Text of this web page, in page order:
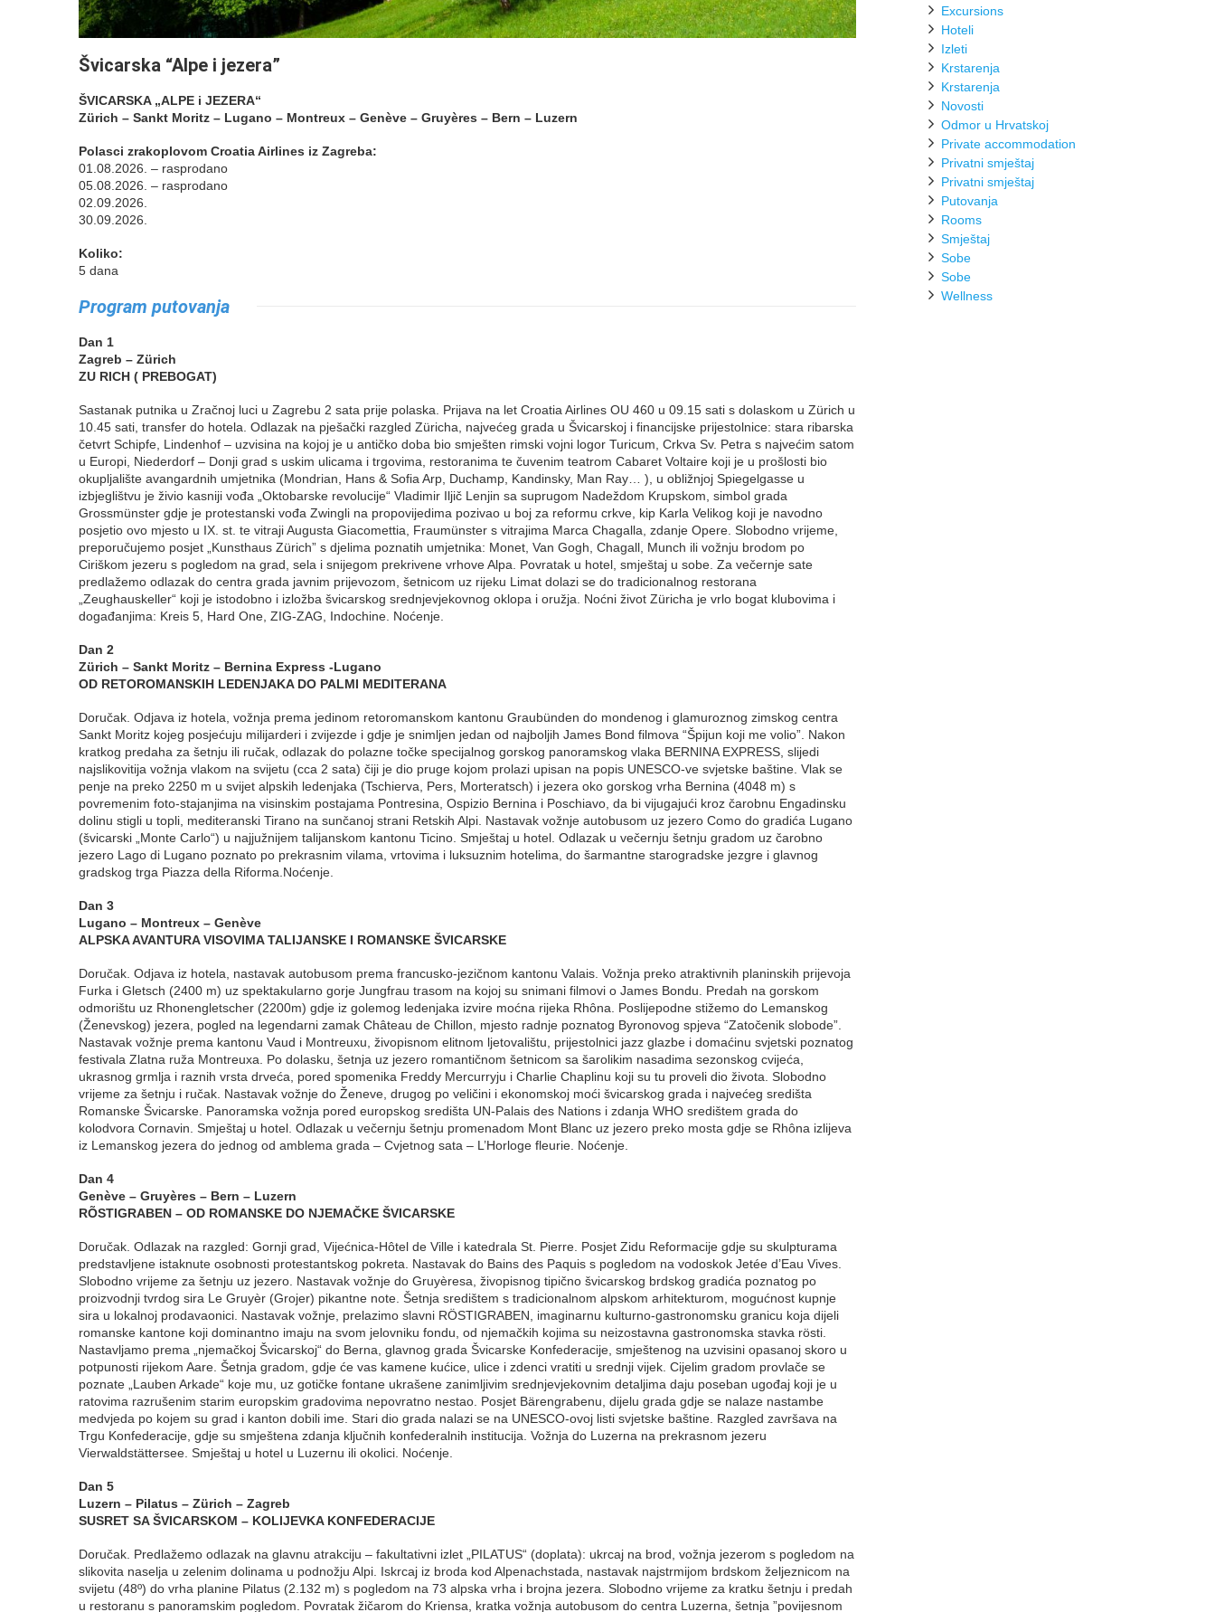
Švicarska “Alpe i jezera”
ŠVICARSKA „ALPE i JEZERA“
Zürich – Sankt Moritz – Lugano – Montreux – Genève – Gruyères – Bern – Luzern
Polasci zrakoplovom Croatia Airlines iz Zagreba:
01.08.2026. – rasprodano
05.08.2026. – rasprodano
02.09.2026.
30.09.2026.
Koliko:
5 dana
Program putovanja
Dan 1
Zagreb – Zürich
ZU RICH ( PREBOGAT)
Sastanak putnika u Zračnoj luci u Zagrebu 2 sata prije polaska. Prijava na let Croatia Airlines OU 460 u 09.15 sati s dolaskom u Zürich u
10.45 sati, transfer do hotela. Odlazak na pješački razgled Züricha, najvećeg grada u Švicarskoj i financijske prijestolnice: stara ribarska
četvrt Schipfe, Lindenhof – uzvisina na kojoj je u antičko doba bio smješten rimski vojni logor Turicum, Crkva Sv. Petra s najvećim satom
u Europi, Niederdorf – Donji grad s uskim ulicama i trgovima, restoranima te čuvenim teatrom Cabaret Voltaire koji je u prošlosti bio
okupljalište avangardnih umjetnika (Mondrian, Hans & Sofia Arp, Duchamp, Kandinsky, Man Ray… ), u obližnjoj Spiegelgasse u
izbjeglištvu je živio kasniji vođa „Oktobarske revolucije“ Vladimir Iljič Lenjin sa suprugom Nadeždom Krupskom, simbol grada
Grossmünster gdje je protestanski vođa Zwingli na propovijedima pozivao u boj za reformu crkve, kip Karla Velikog koji je navodno
posjetio ovo mjesto u IX. st. te vitraji Augusta Giacomettia, Fraumünster s vitrajima Marca Chagalla, zdanje Opere. Slobodno vrijeme,
preporučujemo posjet „Kunsthaus Zürich” s djelima poznatih umjetnika: Monet, Van Gogh, Chagall, Munch ili vožnju brodom po
Ciriškom jezeru s pogledom na grad, sela i snijegom prekrivene vrhove Alpa. Povratak u hotel, smještaj u sobe. Za večernje sate
predlažemo odlazak do centra grada javnim prijevozom, šetnicom uz rijeku Limat dolazi se do tradicionalnog restorana
„Zeughauskeller“ koji je istodobno i izložba švicarskog srednjevjekovnog oklopa i oružja. Noćni život Züricha je vrlo bogat klubovima i
događanjima: Kreis 5, Hard One, ZIG-ZAG, Indochine. Noćenje.
Dan 2
Zürich – Sankt Moritz – Bernina Express -Lugano
OD RETOROMANSKIH LEDENJAKA DO PALMI MEDITERANA
Doručak. Odjava iz hotela, vožnja prema jedinom retoromanskom kantonu Graubünden do mondenog i glamuroznog zimskog centra
Sankt Moritz kojeg posjećuju milijarderi i zvijezde i gdje je snimljen jedan od najboljih James Bond filmova “Špijun koji me volio”. Nakon
kratkog predaha za šetnju ili ručak, odlazak do polazne točke specijalnog gorskog panoramskog vlaka BERNINA EXPRESS, slijedi
najslikovitija vožnja vlakom na svijetu (cca 2 sata) čiji je dio pruge kojom prolazi upisan na popis UNESCO-ve svjetske baštine. Vlak se
penje na preko 2250 m u svijet alpskih ledenjaka (Tschierva, Pers, Morteratsch) i jezera oko gorskog vrha Bernina (4048 m) s
povremenim foto-stajanjima na visinskim postajama Pontresina, Ospizio Bernina i Poschiavo, da bi vijugajući kroz čarobnu Engadinsku
dolinu stigli u topli, mediteranski Tirano na sunčanoj strani Retskih Alpi. Nastavak vožnje autobusom uz jezero Como do gradića Lugano
(švicarski „Monte Carlo“) u najjužnijem talijanskom kantonu Ticino. Smještaj u hotel. Odlazak u večernju šetnju gradom uz čarobno
jezero Lago di Lugano poznato po prekrasnim vilama, vrtovima i luksuznim hotelima, do šarmantne starogradske jezgre i glavnog
gradskog trga Piazza della Riforma.Noćenje.
Dan 3
Lugano – Montreux – Genève
ALPSKA AVANTURA VISOVIMA TALIJANSKE I ROMANSKE ŠVICARSKE
Doručak. Odjava iz hotela, nastavak autobusom prema francusko-jezičnom kantonu Valais. Vožnja preko atraktivnih planinskih prijevoja
Furka i Gletsch (2400 m) uz spektakularno gorje Jungfrau trasom na kojoj su snimani filmovi o James Bondu. Predah na gorskom
odmorištu uz Rhonengletscher (2200m) gdje iz golemog ledenjaka izvire moćna rijeka Rhôna. Poslijepodne stižemo do Lemanskog
(Ženevskog) jezera, pogled na legendarni zamak Château de Chillon, mjesto radnje poznatog Byronovog spjeva “Zatočenik slobode”.
Nastavak vožnje prema kantonu Vaud i Montreuxu, živopisnom elitnom ljetovalištu, prijestolnici jazz glazbe i domaćinu svjetski poznatog
festivala Zlatna ruža Montreuxa. Po dolasku, šetnja uz jezero romantičnom šetnicom sa šarolikim nasadima sezonskog cvijeća,
ukrasnog grmlja i raznih vrsta drveća, pored spomenika Freddy Mercurryju i Charlie Chaplinu koji su tu proveli dio života. Slobodno
vrijeme za šetnju i ručak. Nastavak vožnje do Ženeve, drugog po veličini i ekonomskoj moći švicarskog grada i najvećeg središta
Romanske Švicarske. Panoramska vožnja pored europskog središta UN-Palais des Nations i zdanja WHO središtem grada do
kolodvora Cornavin. Smještaj u hotel. Odlazak u večernju šetnju promenadom Mont Blanc uz jezero preko mosta gdje se Rhôna izlijeva
iz Lemanskog jezera do jednog od amblema grada – Cvjetnog sata – L’Horloge fleurie. Noćenje.
Dan 4
Genève – Gruyères – Bern – Luzern
RÕSTIGRABEN – OD ROMANSKE DO NJEMAČKE ŠVICARSKE
Doručak. Odlazak na razgled: Gornji grad, Vijećnica-Hôtel de Ville i katedrala St. Pierre. Posjet Zidu Reformacije gdje su skulpturama
predstavljene istaknute osobnosti protestantskog pokreta. Nastavak do Bains des Paquis s pogledom na vodoskok Jetée d’Eau Vives.
Slobodno vrijeme za šetnju uz jezero. Nastavak vožnje do Gruyèresa, živopisnog tipično švicarskog brdskog gradića poznatog po
proizvodnji tvrdog sira Le Gruyèr (Grojer) pikantne note. Šetnja središtem s tradicionalnom alpskom arhitekturom, mogućnost kupnje
sira u lokalnoj prodavaonici. Nastavak vožnje, prelazimo slavni RÖSTIGRABEN, imaginarnu kulturno-gastronomsku granicu koja dijeli
romanske kantone koji dominantno imaju na svom jelovniku fondu, od njemačkih kojima su neizostavna gastronomska stavka rösti.
Nastavljamo prema „njemačkoj Švicarskoj“ do Berna, glavnog grada Švicarske Konfederacije, smještenog na uzvisini opasanoj skoro u
potpunosti rijekom Aare. Šetnja gradom, gdje će vas kamene kućice, ulice i zdenci vratiti u srednji vijek. Cijelim gradom provlače se
poznate „Lauben Arkade“ koje mu, uz gotičke fontane ukrašene zanimljivim srednjevjekovnim detaljima daju poseban ugođaj koji je u
ratovima razrušenim starim europskim gradovima nepovratno nestao. Posjet Bärengrabenu, dijelu grada gdje se nalaze nastambe
medvjeda po kojem su grad i kanton dobili ime. Stari dio grada nalazi se na UNESCO-ovoj listi svjetske baštine. Razgled završava na
Trgu Konfederacije, gdje su smještena zdanja ključnih konfederalnih institucija. Vožnja do Luzerna na prekrasnom jezeru
Vierwaldstättersee. Smještaj u hotel u Luzernu ili okolici. Noćenje.
Dan 5
Luzern – Pilatus – Zürich – Zagreb
SUSRET SA ŠVICARSKOM – KOLIJEVKA KONFEDERACIJE
Doručak. Predlažemo odlazak na glavnu atrakciju – fakultativni izlet „PILATUS“ (doplata): ukrcaj na brod, vožnja jezerom s pogledom na
slikovita naselja u zelenim dolinama u podnožju Alpi. Iskrcaj iz broda kod Alpenachstada, nastavak najstrmijom brdskom željeznicom na
svijetu (48º) do vrha planine Pilatus (2.132 m) s pogledom na 73 alpska vrha i brojna jezera. Slobodno vrijeme za kratku šetnju i predah
u restoranu s panoramskim pogledom. Povratak žičarom do Kriensa, kratka vožnja autobusom do centra Luzerna, šetnja ”povijesnom
Excursions
Hoteli
Izleti
Krstarenja
Krstarenja
Novosti
Odmor u Hrvatskoj
Private accommodation
Privatni smještaj
Privatni smještaj
Putovanja
Rooms
Smještaj
Sobe
Sobe
Wellness